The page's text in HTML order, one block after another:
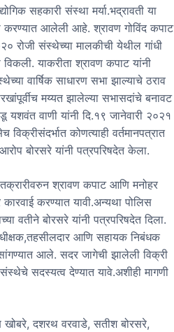
सहकारी संस्था मर्या.भद्रावती या
करण्यात आलेली आहे. श्रावण गोविंद कपाट
रोजी संस्थेच्या मालकीची येथील गांधी
याकरीता श्रावण कपाट यांनी
वार्षिक साधारण सभा झाल्याचे ठराव
मय्यत झालेल्या सभासदांचे बनावट
वाणी यांनी दि.१९ जानेवारी २०२१
कोणत्याही वर्तमानपत्रात
बोरसरे यांनी पत्रपरिषदेत केला.
श्रावण कपाट आणि मनोहर
करण्यात यावी.अन्यथा पोलिस
वतीने बोरसरे यांनी पत्रपरिषदेत दिला.
आणि सहायक निबंधक
आले. सदर जागेची झालेली विक्री
सदस्यत्व देण्यात यावे.अशीही मागणी
दशरथ वरवाडे, सतीश बोरसरे,